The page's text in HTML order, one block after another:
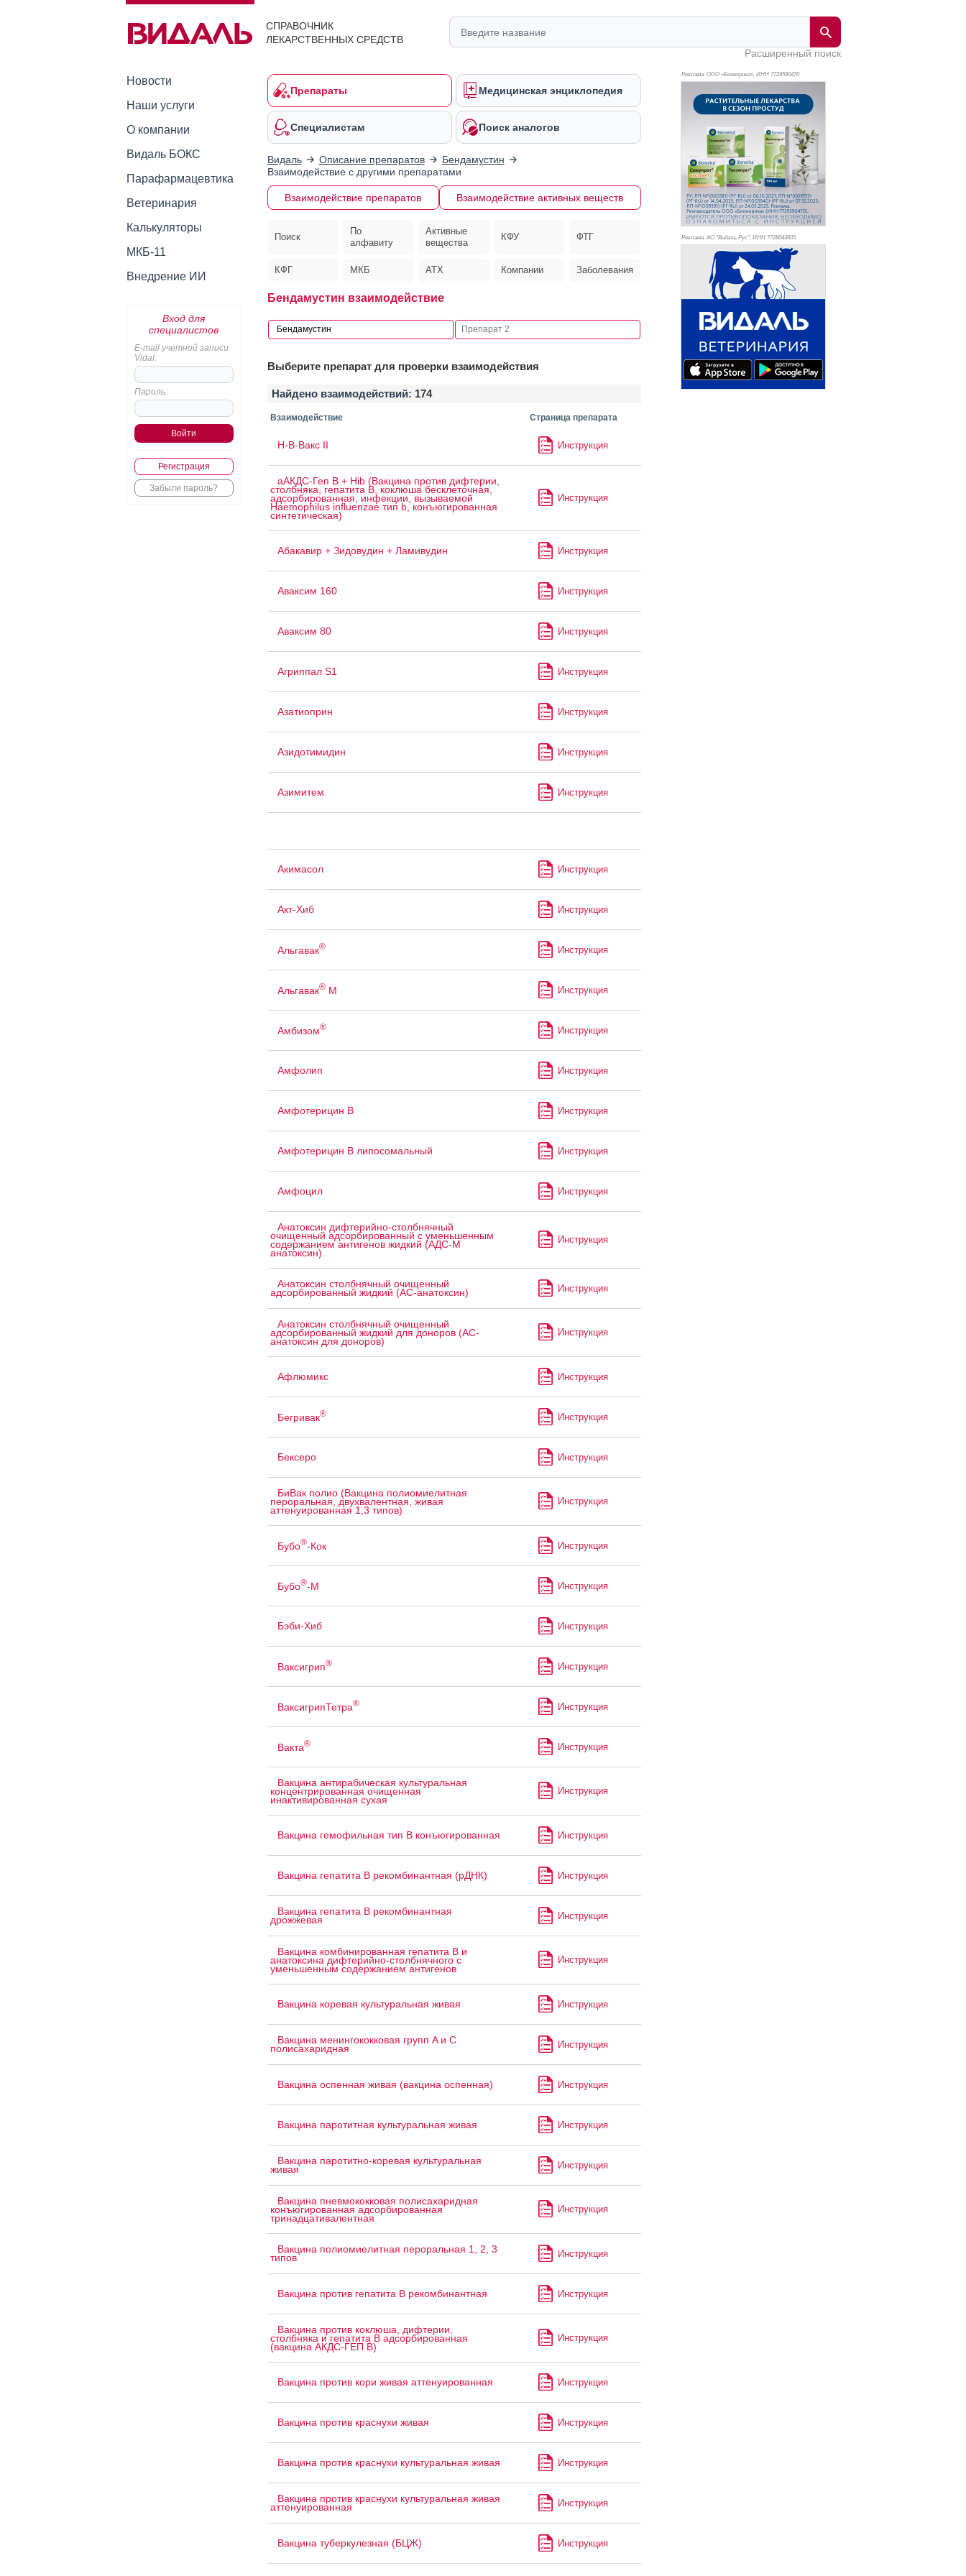
СПРАВОЧНИК
ЛЕКАРСТВЕННЫХ СРЕДСТВ
Расширенный поиск
Новости
Наши услуги
О компании
Видаль БОКС
Парафармацевтика
Ветеринария
Калькуляторы
МКБ-11
Внедрение ИИ
Вход для
специалистов
E-mail учетной записи
Vidal:
Пароль:
Регистрация
Забыли пароль?
Препараты Медицинская энциклопедия
Специалистам Поиск аналогов
Видаль Описание препаратов
Бендамустин
Взаимодействие с другими препаратами
Взаимодействие препаратов Взаимодействие активных веществ
Поиск
По
алфавиту
Активные
вещества
КФУ ФТГ
КФГ МКБ АТХ Компании Заболевания
Бендамустин взаимодействие
Выберите препарат для проверки взаимодействия
Найдено взаимодействий: 174
Взаимодействие Страница препарата
H-B-Вакс II Инструкция
аАКДС-Геп B + Hib (Вакцина против дифтерии,
столбняка, гепатита B, коклюша бесклеточная,
адсорбированная, инфекции, вызываемой
Haemophilus influenzae тип b, конъюгированная
синтетическая)
Инструкция
Абакавир + Зидовудин + Ламивудин Инструкция
Аваксим 160 Инструкция
Аваксим 80 Инструкция
Агриппал S1 Инструкция
Азатиоприн Инструкция
Азидотимидин Инструкция
Азимитем Инструкция
Акимасол Инструкция
Акт-Хиб Инструкция
Альгавак® Инструкция
Альгавак®М Инструкция
Амбизом® Инструкция
Амфолип Инструкция
Амфотерицин В Инструкция
Амфотерицин В липосомальный Инструкция
Амфоцил Инструкция
Анатоксин дифтерийно-столбнячный
очищенный адсорбированный с уменьшенным
содержанием антигенов жидкий (АДС-М
анатоксин)
Инструкция
Анатоксин столбнячный очищенный
адсорбированный жидкий (АС-анатоксин) Инструкция
Анатоксин столбнячный очищенный
адсорбированный жидкий для доноров (АС-
анатоксин для доноров)
Инструкция
Афлюмикс Инструкция
Бегривак® Инструкция
Бексеро Инструкция
БиВак полио (Вакцина полиомиелитная
пероральная, двухвалентная, живая
аттенуированная 1,3 типов)
Инструкция
Бубо®-Кок Инструкция
Бубо®-М Инструкция
Бэби-Хиб Инструкция
Ваксигрип® Инструкция
ВаксигрипТетра® Инструкция
Вакта® Инструкция
Вакцина антирабическая культуральная
концентрированная очищенная
инактивированная сухая
Инструкция
Вакцина гемофильная тип B конъюгированная Инструкция
Вакцина гепатита В рекомбинантная (рДНК) Инструкция
Вакцина гепатита В рекомбинантная
дрожжевая Инструкция
Вакцина комбинированная гепатита В и
анатоксина дифтерийно-столбнячного с
уменьшенным содержанием антигенов
Инструкция
Вакцина коревая культуральная живая Инструкция
Вакцина менингококковая групп A и C
полисахаридная Инструкция
Вакцина оспенная живая (вакцина оспенная) Инструкция
Вакцина паротитная культуральная живая Инструкция
Вакцина паротитно-коревая культуральная
живая Инструкция
Вакцина пневмококковая полисахаридная
конъюгированная адсорбированная
тринадцативалентная
Инструкция
Вакцина полиомиелитная пероральная 1, 2, 3
типов Инструкция
Вакцина против гепатита В рекомбинантная Инструкция
Вакцина против коклюша, дифтерии,
столбняка и гепатита В адсорбированная
(вакцина АКДС-ГЕП В)
Инструкция
Вакцина против кори живая аттенуированная Инструкция
Вакцина против краснухи живая Инструкция
Вакцина против краснухи культуральная живая Инструкция
Вакцина против краснухи культуральная живая
аттенуированная Инструкция
Вакцина туберкулезная (БЦЖ) Инструкция
Реклама. ООО «Бионорика», ИНН 7729590470
Реклама. АО "Видаль Рус", ИНН 7728043605